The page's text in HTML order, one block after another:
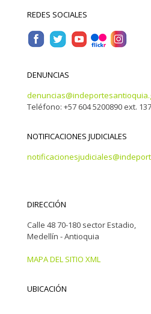
REDES SOCIALES
DENUNCIAS
Teléfono: +57 604 5200890 ext.
NOTIFICACIONES JUDICIALES
DIRECCIÓN
Calle 48 70-180 sector Estadio,
Medellín - Antioquia
MAPA DEL SITIO XML
UBICACIÓN